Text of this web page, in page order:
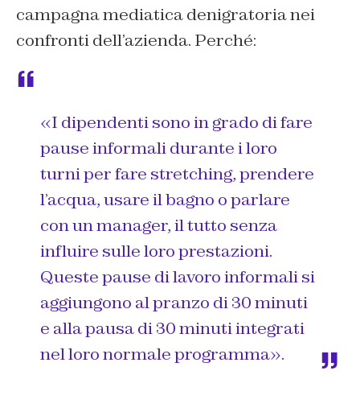
campagna mediatica denigratoria nei
confronti dell’azienda. Perché:
«I dipendenti sono in grado di fare
pause informali durante i loro
turni per fare stretching, prendere
l’acqua, usare il bagno o parlare
con un manager, il tutto senza
influire sulle loro prestazioni.
Queste pause di lavoro informali si
aggiungono al pranzo di 30 minuti
e alla pausa di 30 minuti integrati
nel loro normale programma».